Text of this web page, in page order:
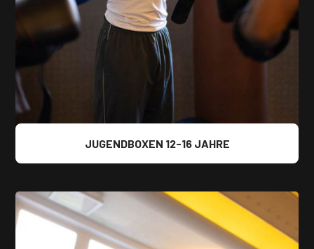
JUGENDBOXEN 12-16 JAHRE